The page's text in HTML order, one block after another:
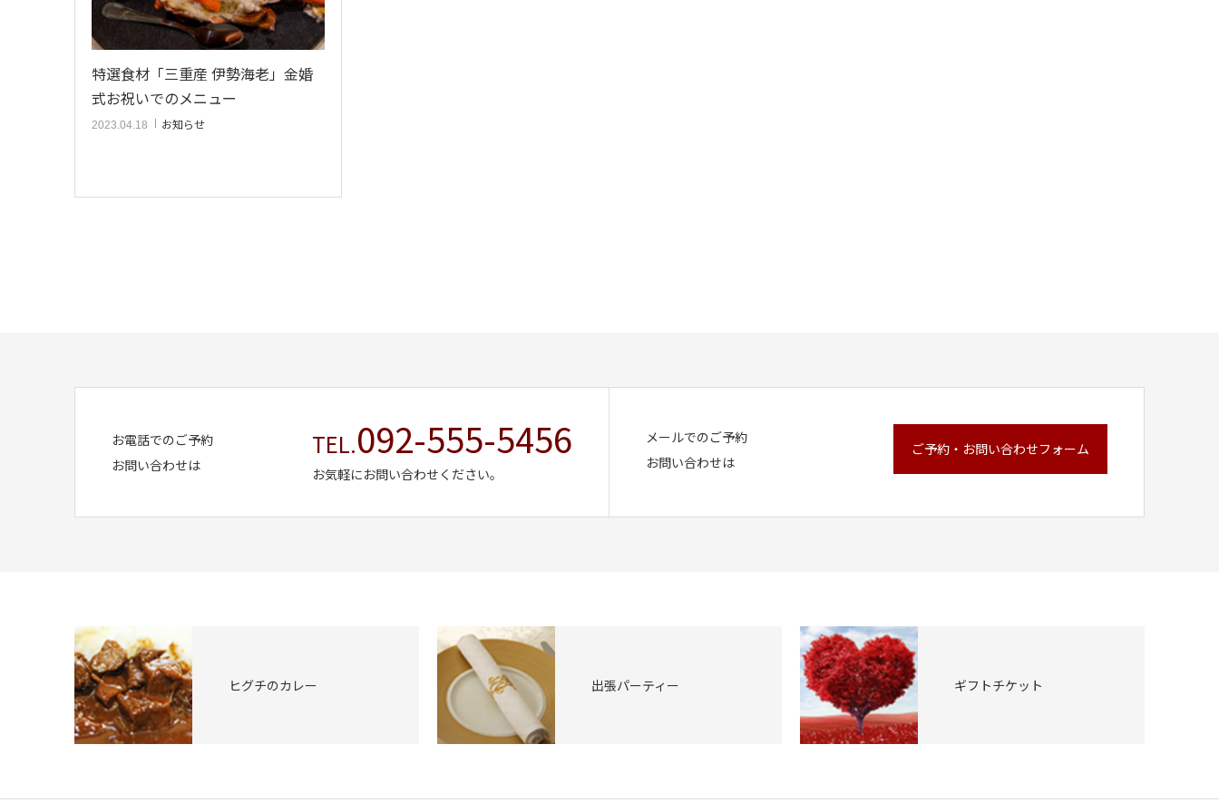
特選食材「三重産 伊勢海老」金婚
式お祝いでのメニュー
2023.04.18 お知らせ
お電話でのご予約
お問い合わせは
TEL.092-555-5456
お気軽にお問い合わせください。
メールでのご予約
お問い合わせは
ご予約・お問い合わせフォーム
ヒグチのカレー 出張パーティー ギフトチケット